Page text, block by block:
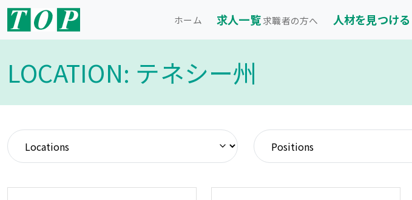
ホーム 求人一覧求職者の方へ 人材を見つける
LOCATION: テネシー州